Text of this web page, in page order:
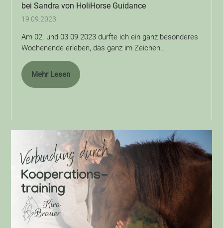
bei Sandra von HoliHorse Guidance
19.09.2023
Am 02. und 03.09.2023 durfte ich ein ganz besonderes
Wochenende erleben, das ganz im Zeichen…
Mehr Lesen